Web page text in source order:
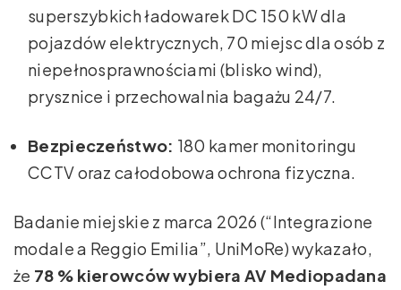
superszybkich ładowarek DC 150 kW dla
pojazdów elektrycznych, 70 miejsc dla osób z
niepełnosprawnościami (blisko wind),
prysznice i przechowalnia bagażu 24/7.
Bezpieczeństwo: 180 kamer monitoringu
CCTV oraz całodobowa ochrona fizyczna.
Badanie miejskie z marca 2026 (“Integrazione
modale a Reggio Emilia”, UniMoRe) wykazało,
że 78 % kierowców wybiera AV Mediopadana